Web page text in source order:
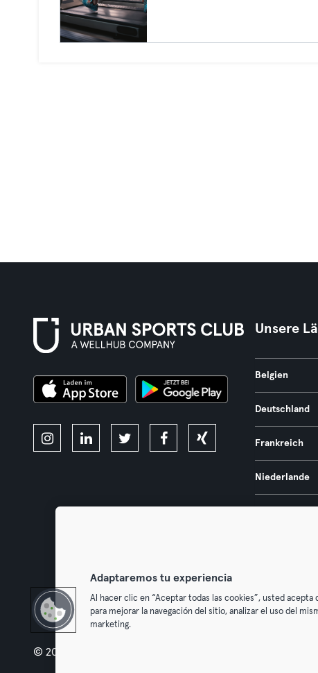
Unsere
Belgien
Deutschland
Frankreich
Niederlande
© 2026 Urban Sports Group GmbH. All rights reserved.
Adaptaremos tu experiencia
Al hacer clic en “Aceptar todas las cookies”, usted acepta
para mejorar la navegación del sitio, analizar el uso del
marketing.